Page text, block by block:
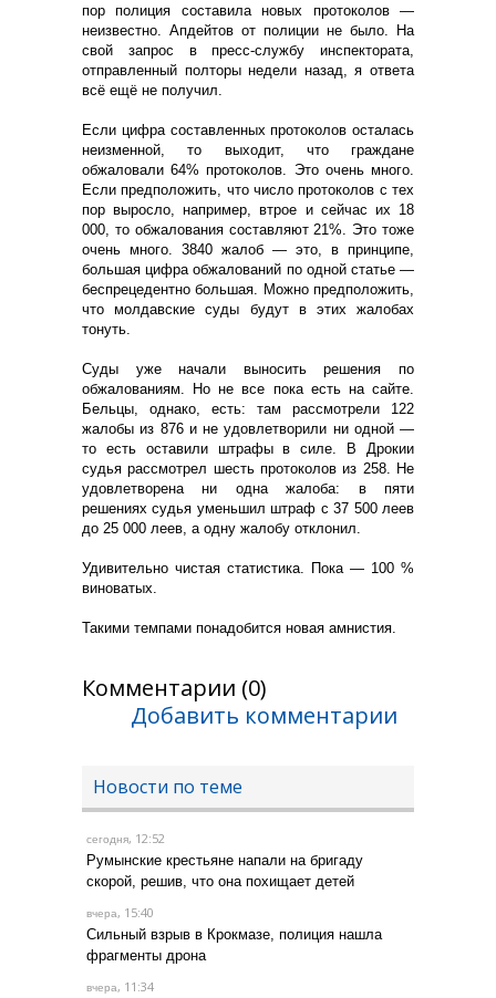
пор полиция составила новых протоколов —
неизвестно. Апдейтов от полиции не было. На
свой запрос в пресс-службу инспектората,
отправленный полторы недели назад, я ответа
всё ещё не получил.
Если цифра составленных протоколов осталась
неизменной, то выходит, что граждане
обжаловали 64% протоколов. Это очень много.
Если предположить, что число протоколов с тех
пор выросло, например, втрое и сейчас их 18
000, то обжалования составляют 21%. Это тоже
очень много. 3840 жалоб — это, в принципе,
большая цифра обжалований по одной статье —
беспрецедентно большая. Можно предположить,
что молдавские суды будут в этих жалобах
тонуть.
Суды уже начали выносить решения по
обжалованиям. Но не все пока есть на сайте.
Бельцы, однако, есть: там рассмотрели 122
жалобы из 876 и не удовлетворили ни одной —
то есть оставили штрафы в силе. В Дрокии
судья рассмотрел шесть протоколов из 258. Не
удовлетворена ни одна жалоба: в пяти
решениях судья уменьшил штраф с 37 500 леев
до 25 000 леев, а одну жалобу отклонил.
Удивительно чистая статистика. Пока — 100 %
виноватых.
Такими темпами понадобится новая амнистия.
Комментарии (0)
Добавить комментарии
Новости по теме
сегодня, 12:52
Румынские крестьяне напали на бригаду
скорой, решив, что она похищает детей
вчера, 15:40
Сильный взрыв в Крокмазе, полиция нашла
фрагменты дрона
вчера, 11:34